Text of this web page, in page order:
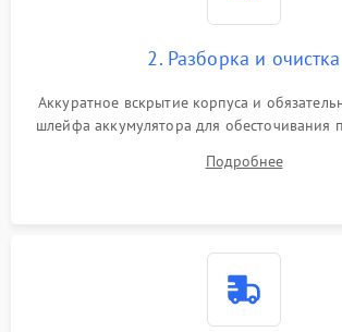
2. Разборка и очистка
Аккуратное вскрытие корпуса и
шлейфа аккумулятора для обесточивания
высохшей термопасты с кристаллов
Подробнее